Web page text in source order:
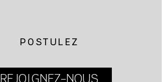
POSTULEZ
REJOIGNEZ-NOUS